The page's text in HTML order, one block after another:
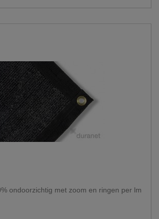
ondoorzichtig met zoom en ringen per lm